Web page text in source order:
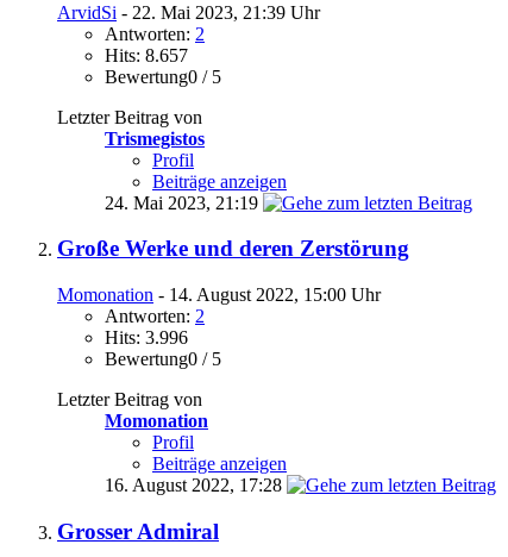
ArvidSi - 22. Mai 2023, 21:39 Uhr
Antworten: 2
Hits: 8.657
Bewertung0 / 5
Letzter Beitrag von
Trismegistos
Profil
Beiträge anzeigen
24. Mai 2023, 21:19
Große Werke und deren Zerstörung
Momonation - 14. August 2022, 15:00 Uhr
Antworten: 2
Hits: 3.996
Bewertung0 / 5
Letzter Beitrag von
Momonation
Profil
Beiträge anzeigen
16. August 2022, 17:28
Grosser Admiral